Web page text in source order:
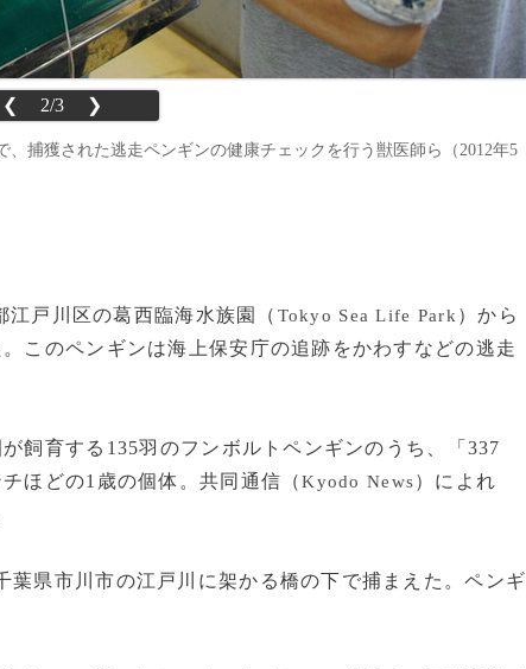
❮ 2/3 ❯
捕獲された逃走ペンギンの健康チェックを行う獣医師ら（2012年5
江戸川区の葛西臨海水族園（ Tokyo Sea Life Park ）から
このペンギンは海上保安庁の追跡をかわすなどの逃走
飼育する135羽のフンボルトペンギンのうち、「337
ほどの1歳の個体。共同通信（Kyodo News）によれ
県市川市の江戸川に架かる橋の下で捕まえた。ペンギ